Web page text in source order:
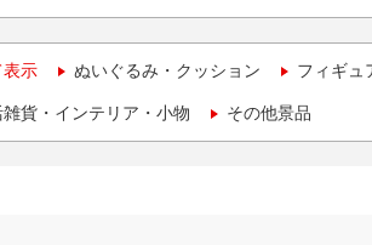
表示 ぬいぐるみ・クッション フィギュ
貨・インテリア・小物 その他景品